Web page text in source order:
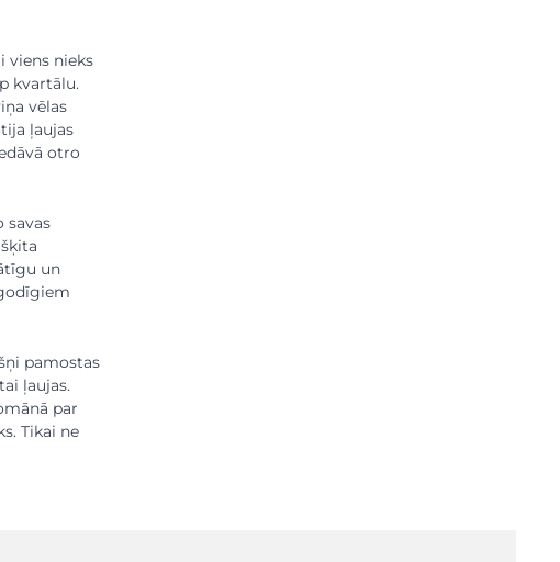
viens nieks
kvartālu.
vēlas
ļaujas
otro
savas
un
pamostas
ļaujas.
par
Tikai ne